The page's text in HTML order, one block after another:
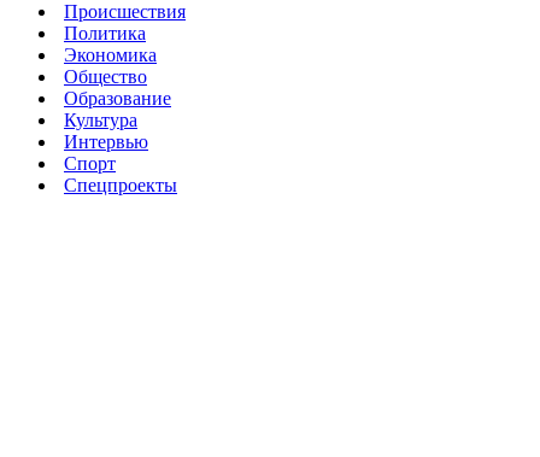
Происшествия
Политика
Экономика
Общество
Образование
Культура
Интервью
Спорт
Спецпроекты